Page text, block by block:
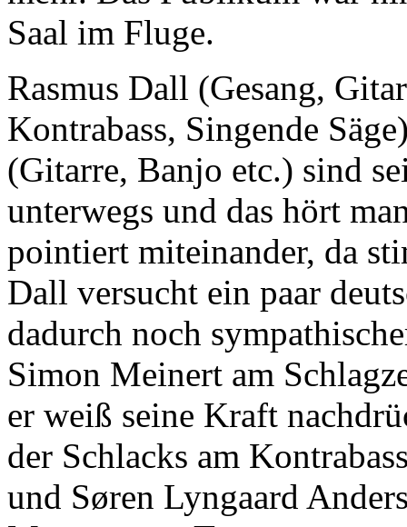
Saal im Fluge.
Rasmus Dall (Gesang,
Kontrabass, Singende
(Gitarre, Banjo etc.) sind
unterwegs und das hört
pointiert miteinander, da
Dall versucht ein paar
dadurch noch
Simon Meinert am
er weiß seine Kraft
der Schlacks am
und Søren Lyngaard